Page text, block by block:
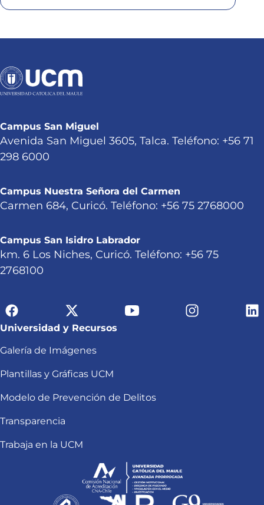
Campus San Miguel
Avenida San Miguel 3605, Talca. Teléfono: +56 71
298 6000
Campus Nuestra Señora del Carmen
Carmen 684, Curicó. Teléfono: +56 75 2768000
Campus San Isidro Labrador
km. 6 Los Niches, Curicó. Teléfono: +56 75
2768100
Universidad y Recursos
Galería de Imágenes
Plantillas y Gráficas UCM
Modelo de Prevención de Delitos
Transparencia
Trabaja en la UCM